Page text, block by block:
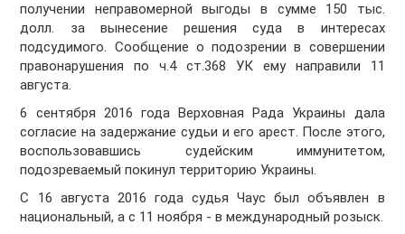
получении неправомерной выгоды в сумме 150 тыс.
долл. за вынесение решения суда в интересах
подсудимого. Сообщение о подозрении в совершении
правонарушения по ч.4 ст.368 УК ему направили 11
августа.
6 сентября 2016 года Верховная Рада Украины дала
согласие на задержание судьи и его арест. После этого,
воспользовавшись судейским иммунитетом,
подозреваемый покинул территорию Украины.
С 16 августа 2016 года судья Чаус был объявлен в
национальный, а с 11 ноября - в международный розыск.